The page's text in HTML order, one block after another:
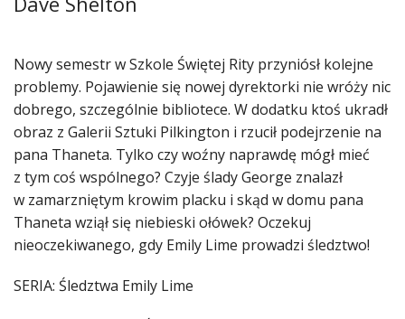
Nowy semestr w Szkole Świętej Rity przyniósł kolejne
problemy. Pojawienie się nowej dyrektorki nie wróży nic
dobrego, szczególnie bibliotece. W dodatku ktoś ukradł
obraz z Galerii Sztuki Pilkington i rzucił podejrzenie na
pana Thaneta. Tylko czy woźny naprawdę mógł mieć
z tym coś wspólnego? Czyje ślady George znalazł
w zamarzniętym krowim placku i skąd w domu pana
Thaneta wziął się niebieski ołówek? Oczekuj
nieoczekiwanego, gdy Emily Lime prowadzi śledztwo!
SERIA: Śledztwa Emily Lime